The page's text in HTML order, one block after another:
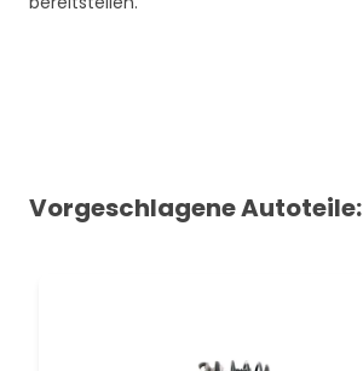
Vorgeschlagene Autoteile: